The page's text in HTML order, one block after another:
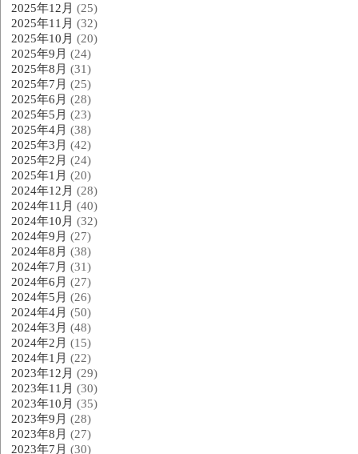
2025年12月 (25)
2025年11月 (32)
2025年10月 (20)
2025年9月 (24)
2025年8月 (31)
2025年7月 (25)
2025年6月 (28)
2025年5月 (23)
2025年4月 (38)
2025年3月 (42)
2025年2月 (24)
2025年1月 (20)
2024年12月 (28)
2024年11月 (40)
2024年10月 (32)
2024年9月 (27)
2024年8月 (38)
2024年7月 (31)
2024年6月 (27)
2024年5月 (26)
2024年4月 (50)
2024年3月 (48)
2024年2月 (15)
2024年1月 (22)
2023年12月 (29)
2023年11月 (30)
2023年10月 (35)
2023年9月 (28)
2023年8月 (27)
2023年7月 (30)